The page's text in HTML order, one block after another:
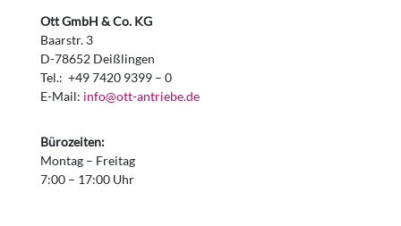
Ott GmbH & Co. KG
Baarstr. 3
D-78652 Deißlingen
Tel.: +49 7420 9399 – 0
E-Mail: info@ott-antriebe.de
Bürozeiten:
Montag – Freitag
7:00 – 17:00 Uhr